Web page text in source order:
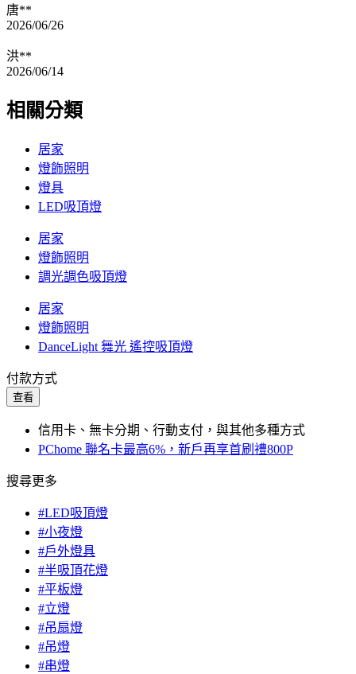
唐**
2026/06/26
洪**
2026/06/14
相關分類
居家
燈飾照明
燈具
LED吸頂燈
居家
燈飾照明
調光調色吸頂燈
居家
燈飾照明
DanceLight 舞光 遙控吸頂燈
付款方式
查看
信用卡、無卡分期、行動支付，與其他多種方式
PChome 聯名卡最高6%，新戶再享首刷禮800P
搜尋更多
#LED吸頂燈
#小夜燈
#戶外燈具
#半吸頂花燈
#平板燈
#立燈
#吊扇燈
#吊燈
#串燈